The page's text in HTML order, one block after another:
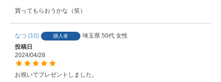
買ってもらおうかな（笑）
なつ 10 購入者 埼玉県 50代 女性
投稿日
2024/04/28
お祝いでプレゼントしました。